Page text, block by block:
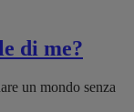
di me?
un mondo senza